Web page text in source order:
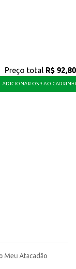
Preço total R$ 92,80
ADICIONAR OS 3 AO
Meu Atacadão